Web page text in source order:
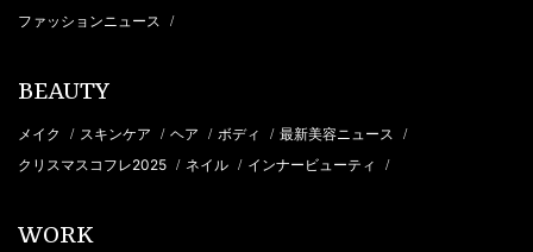
ファッションニュース /
BEAUTY
メイク / スキンケア / ヘア / ボディ / 最新美容ニュース /
クリスマスコフレ2025 / ネイル / インナービューティ /
WORK